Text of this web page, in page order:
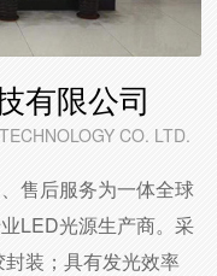
有限公司
CO. LTD.
售后服务为一体全球
LED光源生产商。采
装；具有发光效率